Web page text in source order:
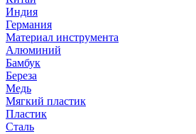
Индия
Германия
Материал инструмента
Алюминий
Бамбук
Береза
Медь
Мягкий пластик
Пластик
Сталь